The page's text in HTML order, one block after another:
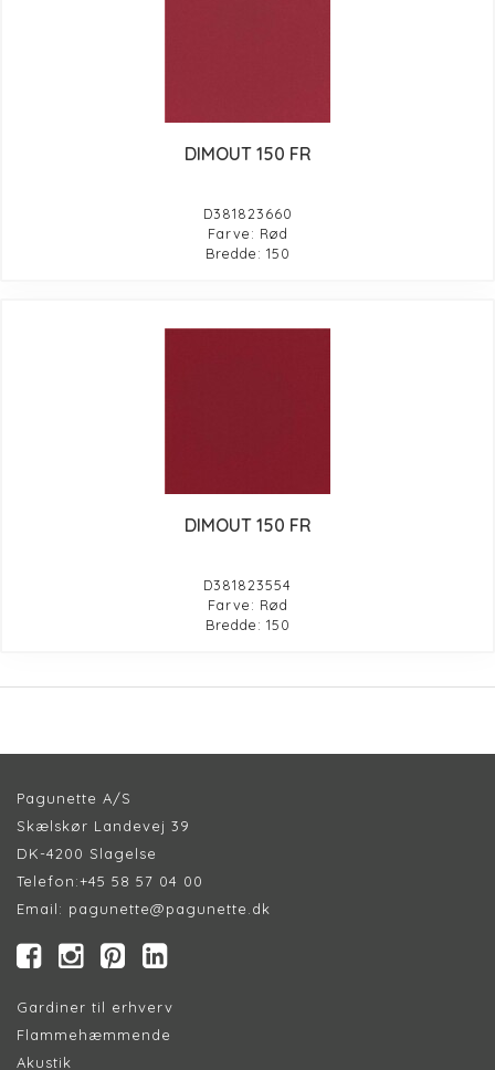
DIMOUT 150 FR
D381823660
Farve: Rød
Bredde: 150
DIMOUT 150 FR
D381823554
Farve: Rød
Bredde: 150
Pagunette A/S
Skælskør Landevej 39
DK-4200 Slagelse
Telefon:+45 58 57 04 00
Email: pagunette@pagunette.dk
Gardiner til erhverv
Flammehæmmende
Akustik